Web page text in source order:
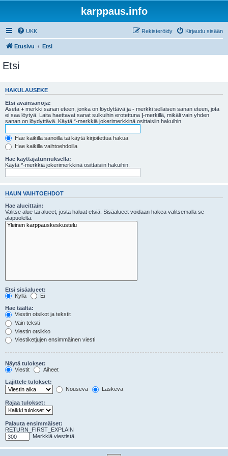
karppaus.info
UKK Kirjaudu sisään
Rekisteröidy
Etusivu Etsi
Etsi
HAKULAUSEKE
Etsi avainsanoja:
Aseta + merkki sanan eteen, jonka on löydyttävä ja - merkki sellaisen sanan eteen, jota
ei saa löytyä. Laita haettavat sanat sulkuihin erotettuna |-merkillä, mikäli vain yhden
sanan on löydyttävä. Käytä *-merkkiä jokerimerkkinä osittaisiin hakuihin.
Hae kaikilla sanoilla tai käytä kirjoitettua hakua
Hae kaikilla vaihtoehdoilla
Hae käyttäjätunnuksella:
Käytä *-merkkiä jokerimerkkinä osittaisiin hakuihin.
HAUN VAIHTOEHDOT
Hae alueittain:
Valitse alue tai alueet, josta haluat etsiä. Sisäalueet voidaan hakea valitsemalla se
alapuolelta.
Etsi sisäalueet:
Kyllä
Ei
Hae täältä:
Viestin otsikot ja tekstit
Vain teksti
Viestin otsikko
Viestiketjujen ensimmäinen viesti
Näytä tulokset:
Viestit
Aiheet
Lajittele tulokset:
Nouseva
Laskeva
Rajaa tulokset:
Palauta ensimmäiset:
RETURN_FIRST_EXPLAIN
Merkkiä viestistä.